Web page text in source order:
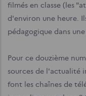
filmés en classe (les
d'environ une heure.
pédagogique dans
Pour ce douzième
sources de l'actualité
font les chaînes de